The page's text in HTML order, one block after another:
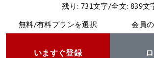
残り: 731文字/全文: 839文
無料/有料プランを選択
いますぐ登録
会員